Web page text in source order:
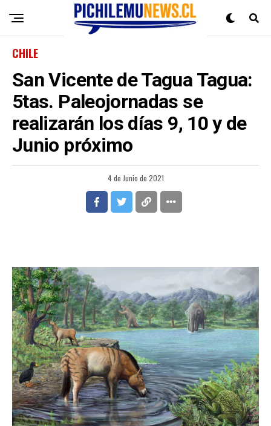
CHILE
San Vicente de Tagua Tagua:
5tas. Paleojornadas se
realizarán los días 9, 10 y de
Junio próximo
4 de Junio de 2021